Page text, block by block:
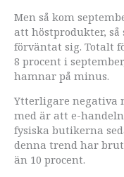
Men så kom
att höstprodukter,
förväntat sig. Totalt
8 procent i
hamnar på minus.
Ytterligare negativa
med är att e-
fysiska butikerna
denna trend har
än 10 procent.